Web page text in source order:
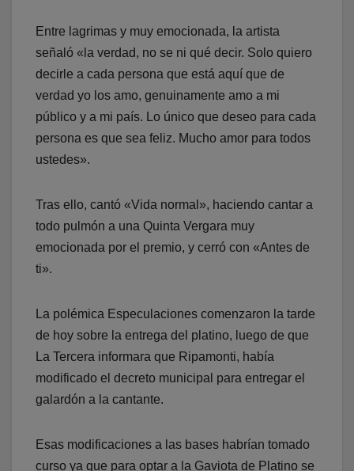
Entre lagrimas y muy emocionada, la artista
señaló «la verdad, no se ni qué decir. Solo quiero
decirle a cada persona que está aquí que de
verdad yo los amo, genuinamente amo a mi
público y a mi país. Lo único que deseo para cada
persona es que sea feliz. Mucho amor para todos
ustedes».
Tras ello, cantó «Vida normal», haciendo cantar a
todo pulmón a una Quinta Vergara muy
emocionada por el premio, y cerró con «Antes de
ti».
La polémica Especulaciones comenzaron la tarde
de hoy sobre la entrega del platino, luego de que
La Tercera informara que Ripamonti, había
modificado el decreto municipal para entregar el
galardón a la cantante.
Esas modificaciones a las bases habrían tomado
curso ya que para optar a la Gaviota de Platino se